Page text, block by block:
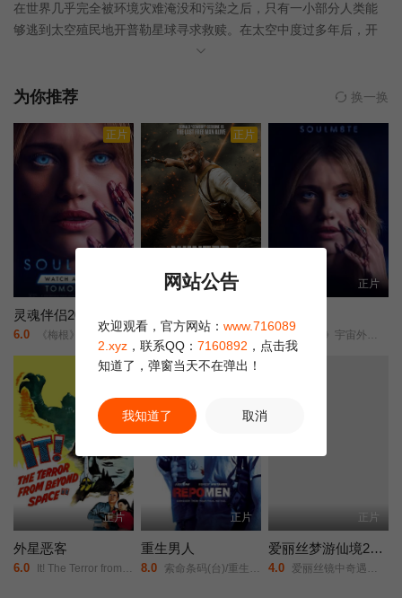
在世界几乎完全被环境灾难淹没和污染之后，只有一小部分人类能
够逃到太空殖民地开普勒星球寻求救赎。在太空中度过多年后，开
普勒星球面临着威胁人类的危险，太空辐射诱发了人类不育危机。
去探寻地球是否能再次居住的可能性，以及人类是否还有任何延续
一群名为泥泞的幸存人类一直生活着，他们在万难的环境中幸免于
难。当她试图在开普勒星球上与她的人联系时，地球却又开始发生
变化……
为你推荐 换一换
正片
灵魂伴侣2026
6.0 《梅根》宇宙外传/夺魂伴侣/
正片
正片
2.0 Winter: Battleground/
正片
1.0 《梅根》宇宙外传/夺魂伴侣/
正片
正片
外星恶客
6.0 It! The Terror from Beyond Space/
正片
重生男人
8.0 索命条码(台)/重生曼波/回收人/追讨人/Repossession Men/
正片
爱丽丝梦游仙境2：镜中奇遇记
4.0 爱丽丝镜中奇遇记/爱丽丝梦游仙境2：穿越魔镜(港)/魔境梦游：时光怪客(台)/Alice in Wonderland: Through the Looking Glass/
网站公告
欢迎观看，官方网站： www.716089
2.xyz ，联系QQ： 7160892 ，点击我
知道了，弹窗当天不在弹出！
我知道了 取消